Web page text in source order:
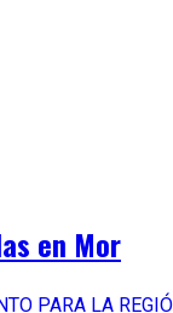
en Mor